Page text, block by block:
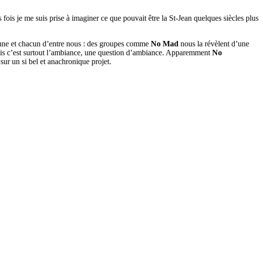
je me suis prise à imaginer ce que pouvait être la St-Jean quelques siècles plus
et chacun d’entre nous : des groupes comme No Mad nous la révèlent d’une
surtout l’ambiance, une question d’ambiance. Apparemment No
un si bel et anachronique projet.